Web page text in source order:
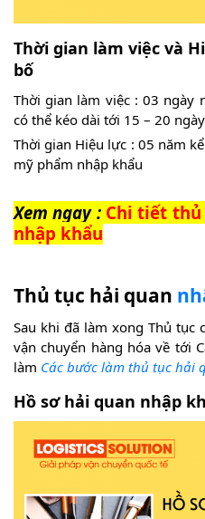
Thời gian làm việc và
bố
Thời gian làm việc : 03 ngày
có thể kéo dài tới 15 – 20
Thời gian Hiệu lực : 05 năm
mỹ phẩm nhập khẩu
Xem ngay : Chi tiết thủ
nhập khẩu
Thủ tục hải quan
Sau khi đã làm xong Thủ tục
vận chuyển hàng hóa về tới
làm Các bước làm thủ tục hải
Hồ sơ hải quan nhập